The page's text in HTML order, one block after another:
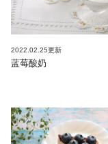
2022.02.25更新
蓝莓酸奶